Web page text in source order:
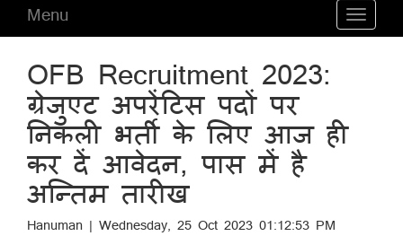
Toggle
Menu
OFB Recruitment 2023:
ग्रेजुएट अपरेंटिस पदों पर
निकली भर्ती के लिए आज ही
कर दें आवेदन, पास में है
अन्तिम तारीख
Hanuman | Wednesday, 25 Oct 2023 01:12:53 PM